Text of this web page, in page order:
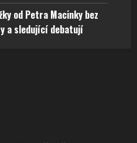
od Petra Macinky bez
a sledující debatují